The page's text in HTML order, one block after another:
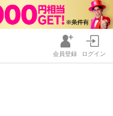
会員登録 ログイン